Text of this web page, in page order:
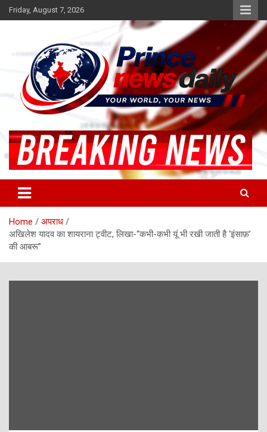
Skip
to
Friday, August 7, 2026
Princenews Daily
Home
अपराध
अखिलेश यादव का शायराना ट्वीट, लिखा-“कभी-कभी यूं भी रखी जाती है ‘इंसाफ़’
की आबरू”